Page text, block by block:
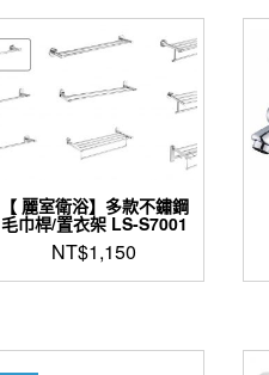
【 麗室衛浴】多款不鏽鋼
毛巾桿/置衣架 LS-S7001
NT$1,150